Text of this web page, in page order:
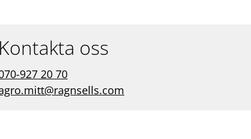
Kontakta oss
927 20 70